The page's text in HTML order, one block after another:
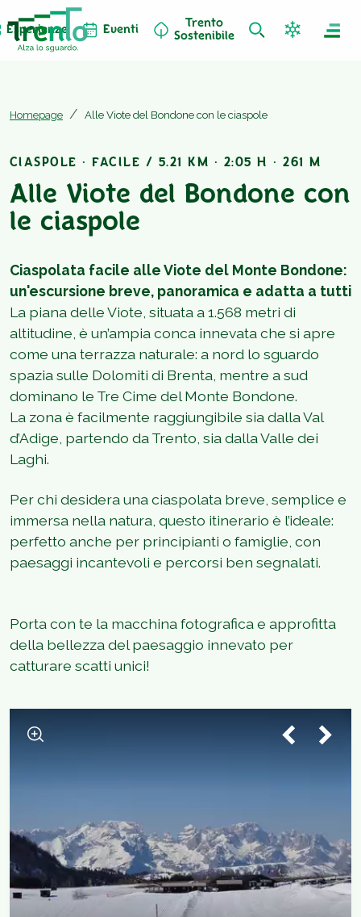
Esperienze Eventi
Trento
Sostenibile
Homepage Alle Viote del Bondone con le ciaspole
Alle Viote del Bondone con
le ciaspole
CIASPOLE · FACILE / 5.21 KM · 2:05 H · 261 M
Ciaspolata facile alle Viote del Monte Bondone:
un'escursione breve, panoramica e adatta a tutti
La piana delle Viote, situata a 1.568 metri di
altitudine, è un’ampia conca innevata che si apre
come una terrazza naturale: a nord lo sguardo
spazia sulle Dolomiti di Brenta, mentre a sud
dominano le Tre Cime del Monte Bondone.
La zona è facilmente raggiungibile sia dalla Val
d’Adige, partendo da Trento, sia dalla Valle dei
Laghi.
Per chi desidera una ciaspolata breve, semplice e
immersa nella natura, questo itinerario è l’ideale:
perfetto anche per principianti o famiglie, con
paesaggi incantevoli e percorsi ben segnalati.
Porta con te la macchina fotografica e approfitta
della bellezza del paesaggio innevato per
catturare scatti unici!